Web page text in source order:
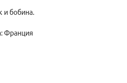
и бобина.
Франция